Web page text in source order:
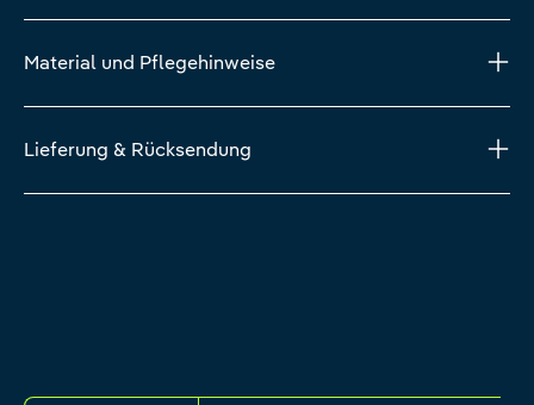
Material und Pflegehinweise
Lieferung & Rücksendung